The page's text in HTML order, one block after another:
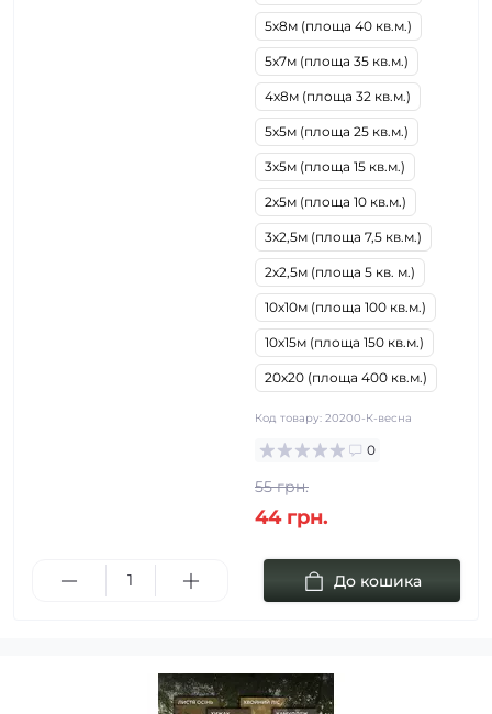
5х8м (площа 40 кв.м.)
5х7м (площа 35 кв.м.)
4х8м (площа 32 кв.м.)
5х5м (площа 25 кв.м.)
3х5м (площа 15 кв.м.)
2х5м (площа 10 кв.м.)
3х2,5м (площа 7,5 кв.м.)
2х2,5м (площа 5 кв. м.)
10х10м (площа 100 кв.м.)
10х15м (площа 150 кв.м.)
20х20 (площа 400 кв.м.)
Код товару: 20200-К-весна
0
55 грн.
44 грн.
До кошика